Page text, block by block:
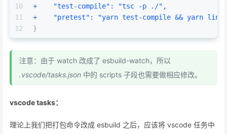
10
11
12
+    "test-compile": "tsc -p ./",
+    "pretest": "yarn test-compile && yarn
}
注意：由于 watch 改成了 esbuild-watch，所以
.vscode/tasks.json 中的 scripts 子段也需要做相应修改。
vscode tasks：
理论上我们把打包命令改成 esbuild 之后，应该将 vscode 任务中